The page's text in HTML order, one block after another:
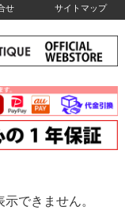
せ サイトマップ
できません。